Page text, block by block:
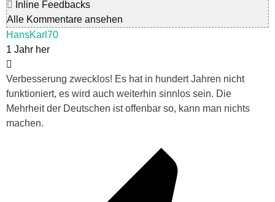
Inline Feedbacks
Alle Kommentare ansehen
HansKarl70
1 Jahr her
Verbesserung zwecklos! Es hat in hundert Jahren nicht
funktioniert, es wird auch weiterhin sinnlos sein. Die
Mehrheit der Deutschen ist offenbar so, kann man nichts
machen.